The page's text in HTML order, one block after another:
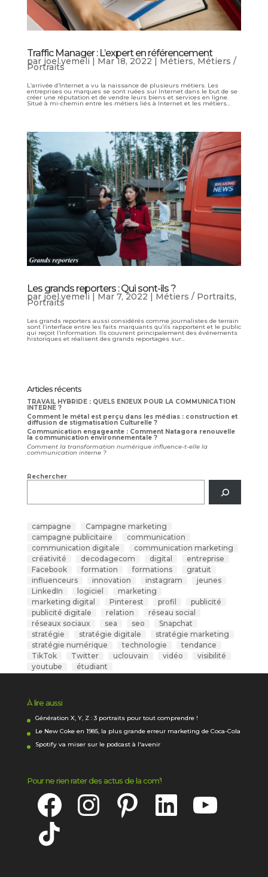
Traffic Manager : L’expert en référencement
par joel.yemeli | Mar 18, 2022 | Métiers, Métiers /
Portraits
L’arrivée d’Internet a vu la naissance de plusieurs métiers. Les
entreprises ou marques se sont ruées sur Internet dans le but de se
créer une réputation et de vendre leurs biens et services en ligne.
Situé à mi-chemin entre les métiers liés à Internet et les métiers...
Les grands reporters : Qui sont-ils ?
par joel.yemeli | Mar 7, 2022 | Métiers / Portraits,
Portraits
Les grands reporters aussi considérés comme journalistes de terrain
sont l’interface entre les faits marquants qu’ils rapportent et le public
qui reçoit l’information. Ils couvrent principalement des événements
historiques et réalisent des grands reportages sur...
Articles récents
TRAVAIL HYBRIDE : QUELS ENJEUX POUR LA COMMUNICATION
INTERNE ?
Comment le métal est perçu dans les médias : construction et
diffusion de stigmatisation Culturelle ?
Communication engageante : Comment Natagora renouvelle
la communication environnementale ?
Comment la transformation numérique influence-t-elle la
communication interne ?
Rechercher
campagne
Campagne marketing
campagne publicitaire
communication
communication digitale
communication marketing
créativité
decodagecom digital
entreprise
Facebook
formation formations
gratuit
influenceurs
innovation instagram
jeunes
LinkedIn
logiciel
marketing
marketing digital
Pinterest profil
publicité
publicité digitale
relation
réseau social
réseaux sociaux
sea seo
Snapchat
stratégie
stratégie digitale
stratégie marketing
stratégie numérique
technologie
tendance
TikTok
Twitter uclouvain vidéo
visibilité
youtube
étudiant
À lire aussi
Génération X, Y, Z : 3 portraits pour tout comprendre !
Le New Coke en 1985, la plus grande erreur marketing de Coca-Cola
Spotify va miser sur le podcast à l'avenir
Pour ne rien rater des actus de la com’!
Facebook Instagram Pinterest LinkedIn
TikTok